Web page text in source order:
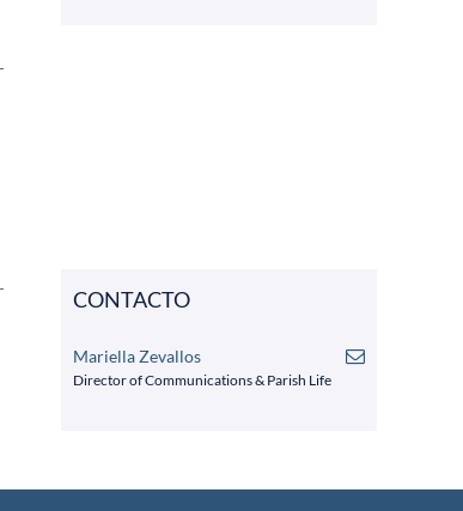
CONTACTO
Mariella Zevallos
Director of Communications & Parish Life